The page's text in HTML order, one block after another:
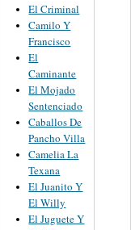
El Criminal
Camilo Y
Francisco
El
Caminante
El Mojado
Sentenciado
Caballos De
Pancho Villa
Camelia La
Texana
El Juanito Y
El Willy
El Juguete Y